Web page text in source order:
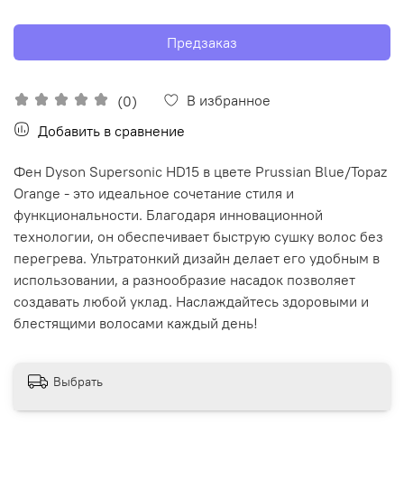
(0)
В избранное
Добавить в сравнение
Предзаказ
Фен Dyson Supersonic HD15 в цвете Prussian Blue/Topaz
Orange - это идеальное сочетание стиля и
функциональности. Благодаря инновационной
технологии, он обеспечивает быструю сушку волос без
перегрева. Ультратонкий дизайн делает его удобным в
использовании, а разнообразие насадок позволяет
создавать любой уклад. Наслаждайтесь здоровыми и
блестящими волосами каждый день!
Выбрать